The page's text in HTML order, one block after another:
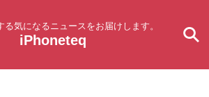
気になるニュースをお届けします。
iPhoneteq